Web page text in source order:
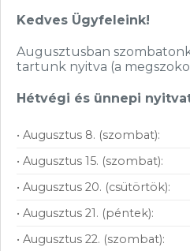
50 000 Ft felett
Szolgáltatásaink
Kedves Ügyfeleink!
Augusztusban
tartunk nyitva (a
Hétvégi és ünnepi
• Augusztus 8. (szombat):
• Augusztus 15. (szombat):
• Augusztus 20. (csütörtök):
• Augusztus 21. (péntek):
• Augusztus 22. (szombat):